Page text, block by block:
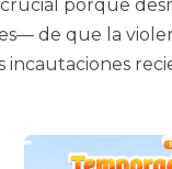
porque
de que la
incautaciones